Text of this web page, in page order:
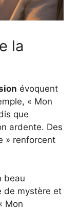
la
évoquent
« Mon
que
ardente. Des
» renforcent
beau
de mystère et
Mon